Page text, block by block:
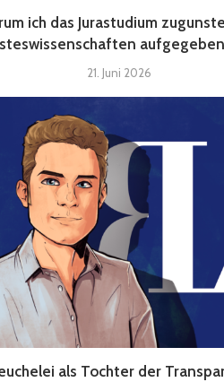
ich das Jurastudium
21. Juni 2026
als Tochter der